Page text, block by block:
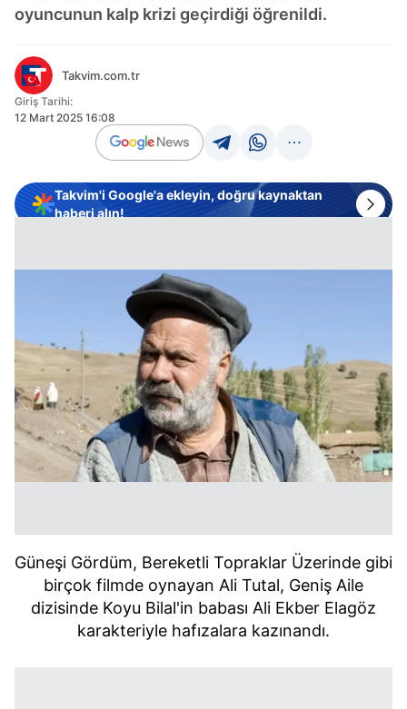
oyuncunun kalp krizi geçirdiği öğrenildi.
Takvim.com.tr
Giriş Tarihi:
12 Mart 2025 16:08
Takvim'i Google'a ekleyin, doğru kaynaktan
haberi alın!
Güneşi Gördüm, Bereketli Topraklar Üzerinde gibi
birçok filmde oynayan Ali Tutal, Geniş Aile
dizisinde Koyu Bilal'in babası Ali Ekber Elagöz
karakteriyle hafızalara kazınandı.